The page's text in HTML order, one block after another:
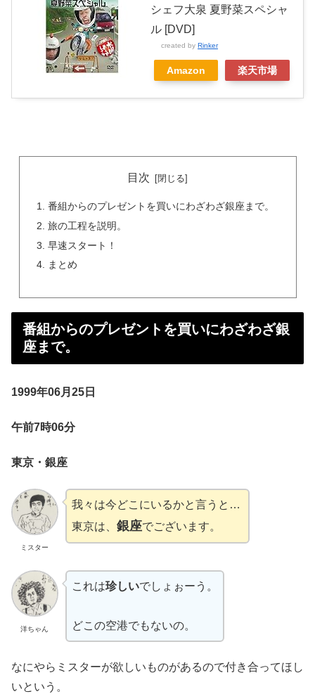
シェフ大泉 夏野菜スペシャ
ル [DVD]
created by Rinker
Amazon 楽天市場
目次
番組からのプレゼントを買いにわざわざ銀座まで。
旅の工程を説明。
早速スタート！
まとめ
番組からのプレゼントを買いにわざわざ銀
座まで。
1999年06月25日
午前7時06分
東京・銀座
ミスター
我々は今どこにいるかと言うと…
東京は、 銀座でございます。
洋ちゃん
これは珍しいでしょぉーう。
どこの空港でもないの。
なにやらミスターが欲しいものがあるので付き合ってほし
いという。